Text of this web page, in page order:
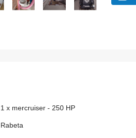
1 x mercruiser - 250 HP
Rabeta